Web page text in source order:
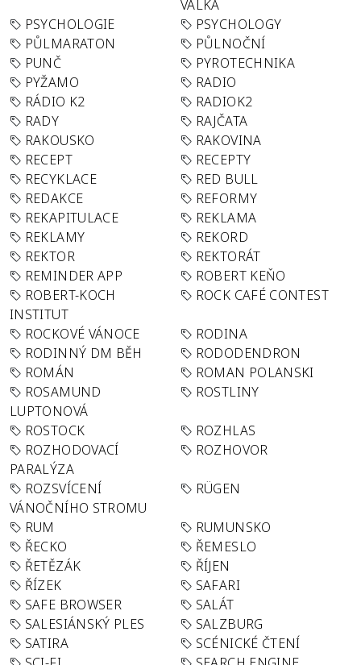
VÁLKA
PSYCHOLOGIE
PSYCHOLOGY
PŮLMARATON
PŮLNOČNÍ
PUNČ
PYROTECHNIKA
PYŽAMO
RADIO
RÁDIO K2
RADIOK2
RADY
RAJČATA
RAKOUSKO
RAKOVINA
RECEPT
RECEPTY
RECYKLACE
RED BULL
REDAKCE
REFORMY
REKAPITULACE
REKLAMA
REKLAMY
REKORD
REKTOR
REKTORÁT
REMINDER APP
ROBERT KEŇO
ROBERT-KOCH
INSTITUT
ROCK CAFÉ CONTEST
ROCKOVÉ VÁNOCE
RODINA
RODINNÝ DM BĚH
RODODENDRON
ROMÁN
ROMAN POLANSKI
ROSAMUND
LUPTONOVÁ
ROSTLINY
ROSTOCK
ROZHLAS
ROZHODOVACÍ
PARALÝZA
ROZHOVOR
ROZSVÍCENÍ
VÁNOČNÍHO STROMU
RÜGEN
RUM
RUMUNSKO
ŘECKO
ŘEMESLO
ŘETĚZÁK
ŘÍJEN
ŘÍZEK
SAFARI
SAFE BROWSER
SALÁT
SALESIÁNSKÝ PLES
SALZBURG
SATIRA
SCÉNICKÉ ČTENÍ